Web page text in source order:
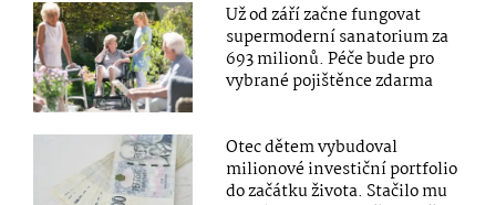
Už od září začne fungovat
supermoderní sanatorium za
693 milionů. Péče bude pro
vybrané pojištěnce zdarma
Otec dětem vybudoval
milionové investiční portfolio
do začátku života. Stačilo mu